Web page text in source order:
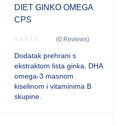
DIET GINKO OMEGA
CPS
(0 Reviews)
Dodatak prehrani s
ekstraktom lista ginka, DHA
omega-3 masnom
kiselinom i vitaminima B
skupine.